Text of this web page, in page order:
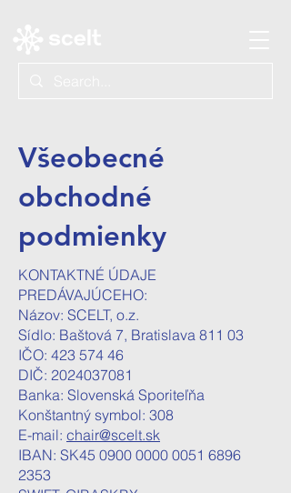
Všeobecné
obchodné
podmienky
KONTAKTNÉ ÚDAJE
PREDÁVAJÚCEHO:
Názov: SCELT, o.z.
Sídlo: Baštová 7, Bratislava 811 03
IČO: 423 574 46
DIČ: 2024037081
Banka: Slovenská Sporiteľňa
Konštantný symbol: 308
E-mail: chair@scelt.sk
IBAN: SK45 0900 0000 0051 6896
2353